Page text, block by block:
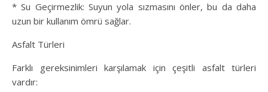
* Su Geçirmezlik: Suyun yola sızmasını önler, bu da daha
uzun bir kullanım ömrü sağlar.
Asfalt Türleri
Farklı gereksinimleri karşılamak için çeşitli asfalt türleri
vardır: